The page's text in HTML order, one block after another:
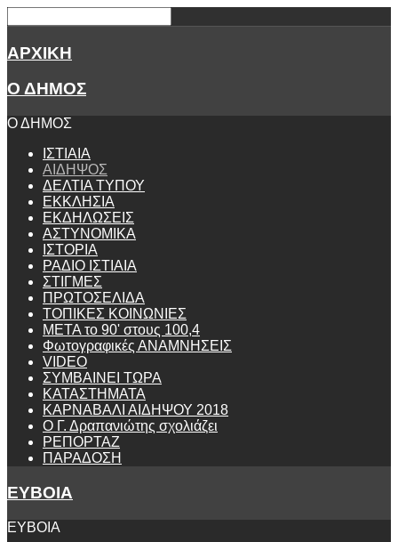
ΑΡΧΙΚΗ
Ο ΔΗΜΟΣ
Ο ΔΗΜΟΣ
ΙΣΤΙΑΙΑ
ΑΙΔΗΨΟΣ
ΔΕΛΤΙΑ ΤΥΠΟΥ
ΕΚΚΛΗΣΙΑ
ΕΚΔΗΛΩΣΕΙΣ
ΑΣΤΥΝΟΜΙΚΑ
ΙΣΤΟΡΙΑ
ΡΑΔΙΟ ΙΣΤΙΑΙΑ
ΣΤΙΓΜΕΣ
ΠΡΩΤΟΣΕΛΙΔΑ
ΤΟΠΙΚΕΣ ΚΟΙΝΩΝΙΕΣ
ΜΕΤΑ το 90' στους 100,4
Φωτογραφικές ΑΝΑΜΝΗΣΕΙΣ
VIDEO
ΣΥΜΒΑΙΝΕΙ ΤΩΡΑ
ΚΑΤΑΣΤΗΜΑΤΑ
ΚΑΡΝΑΒΑΛΙ ΑΙΔΗΨΟΥ 2018
Ο Γ. Δραπανιώτης σχολιάζει
ΡΕΠΟΡΤΑΖ
ΠΑΡΑΔΟΣΗ
ΕΥΒΟΙΑ
ΕΥΒΟΙΑ